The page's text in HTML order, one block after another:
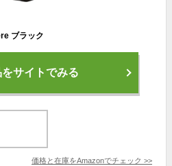
ブラック
サイトでみる
価格と在庫をAmazonでチェック >>